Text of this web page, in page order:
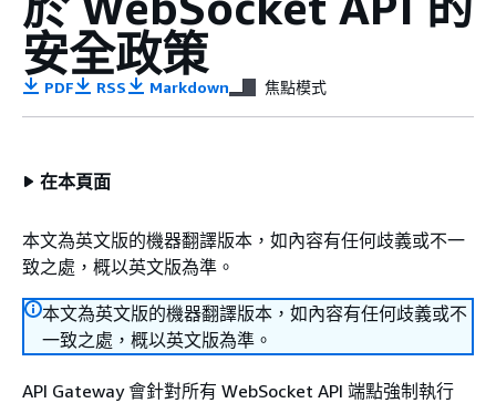
安全政策
PDF RSS Markdown 焦點模式
在本頁面
本文為英文版的機器翻譯版本，如內容有任何歧義或不一
致之處，概以英文版為準。
本文為英文版的機器翻譯版本，如內容有任何歧義或不
一致之處，概以英文版為準。
API Gateway 會針對所有 WebSocket API 端點強制執行